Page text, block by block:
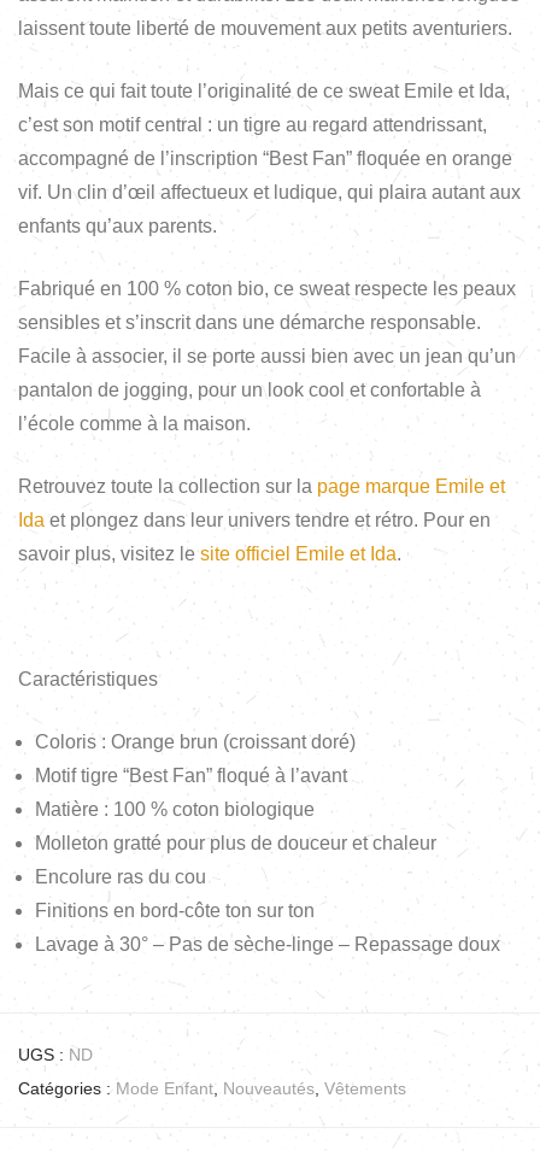
laissent toute liberté de mouvement aux petits aventuriers.
Mais ce qui fait toute l’originalité de ce sweat Emile et Ida,
c’est son motif central : un tigre au regard attendrissant,
accompagné de l’inscription “Best Fan” floquée en orange
vif. Un clin d’œil affectueux et ludique, qui plaira autant aux
enfants qu’aux parents.
Fabriqué en 100 % coton bio, ce sweat respecte les peaux
sensibles et s’inscrit dans une démarche responsable.
Facile à associer, il se porte aussi bien avec un jean qu’un
pantalon de jogging, pour un look cool et confortable à
l’école comme à la maison.
Retrouvez toute la collection sur la page marque Emile et
Ida et plongez dans leur univers tendre et rétro. Pour en
savoir plus, visitez le site officiel Emile et Ida.
Caractéristiques
Coloris : Orange brun (croissant doré)
Motif tigre “Best Fan” floqué à l’avant
Matière : 100 % coton biologique
Molleton gratté pour plus de douceur et chaleur
Encolure ras du cou
Finitions en bord-côte ton sur ton
Lavage à 30° – Pas de sèche-linge – Repassage doux
UGS : ND
Catégories : Mode Enfant Nouveautés Vêtements